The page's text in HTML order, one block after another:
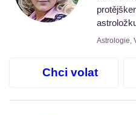
Astrologie,
Chci volat